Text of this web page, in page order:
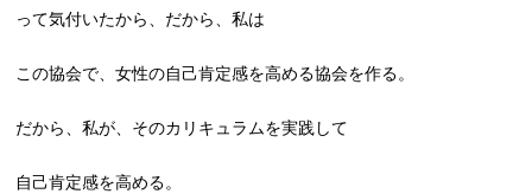
って気付いたから、だから、私は
この協会で、女性の自己肯定感を高める協会を作る。
だから、私が、そのカリキュラムを実践して
自己肯定感を高める。